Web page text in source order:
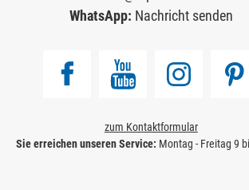
WhatsApp: Nachricht senden
zum Kontaktformular
Sie erreichen unseren Service: Montag - Freitag 9